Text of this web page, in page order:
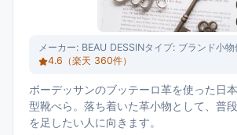
メーカー: BEAU DESSINタイプ: ブランド小物
4.6 （楽天 360件）
ボーデッサンのブッテーロ革を使った日
型靴べら。落ち着いた革小物として、普
を足したい人に向きます。